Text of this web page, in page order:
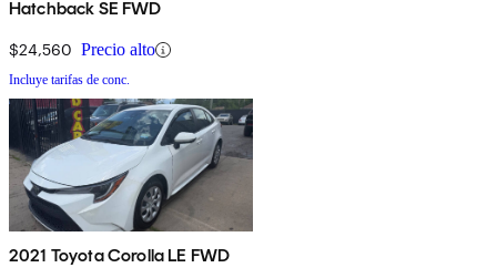
Hatchback SE FWD
$24,560 Precio alto
Incluye tarifas de conc.
2021 Toyota Corolla LE FWD